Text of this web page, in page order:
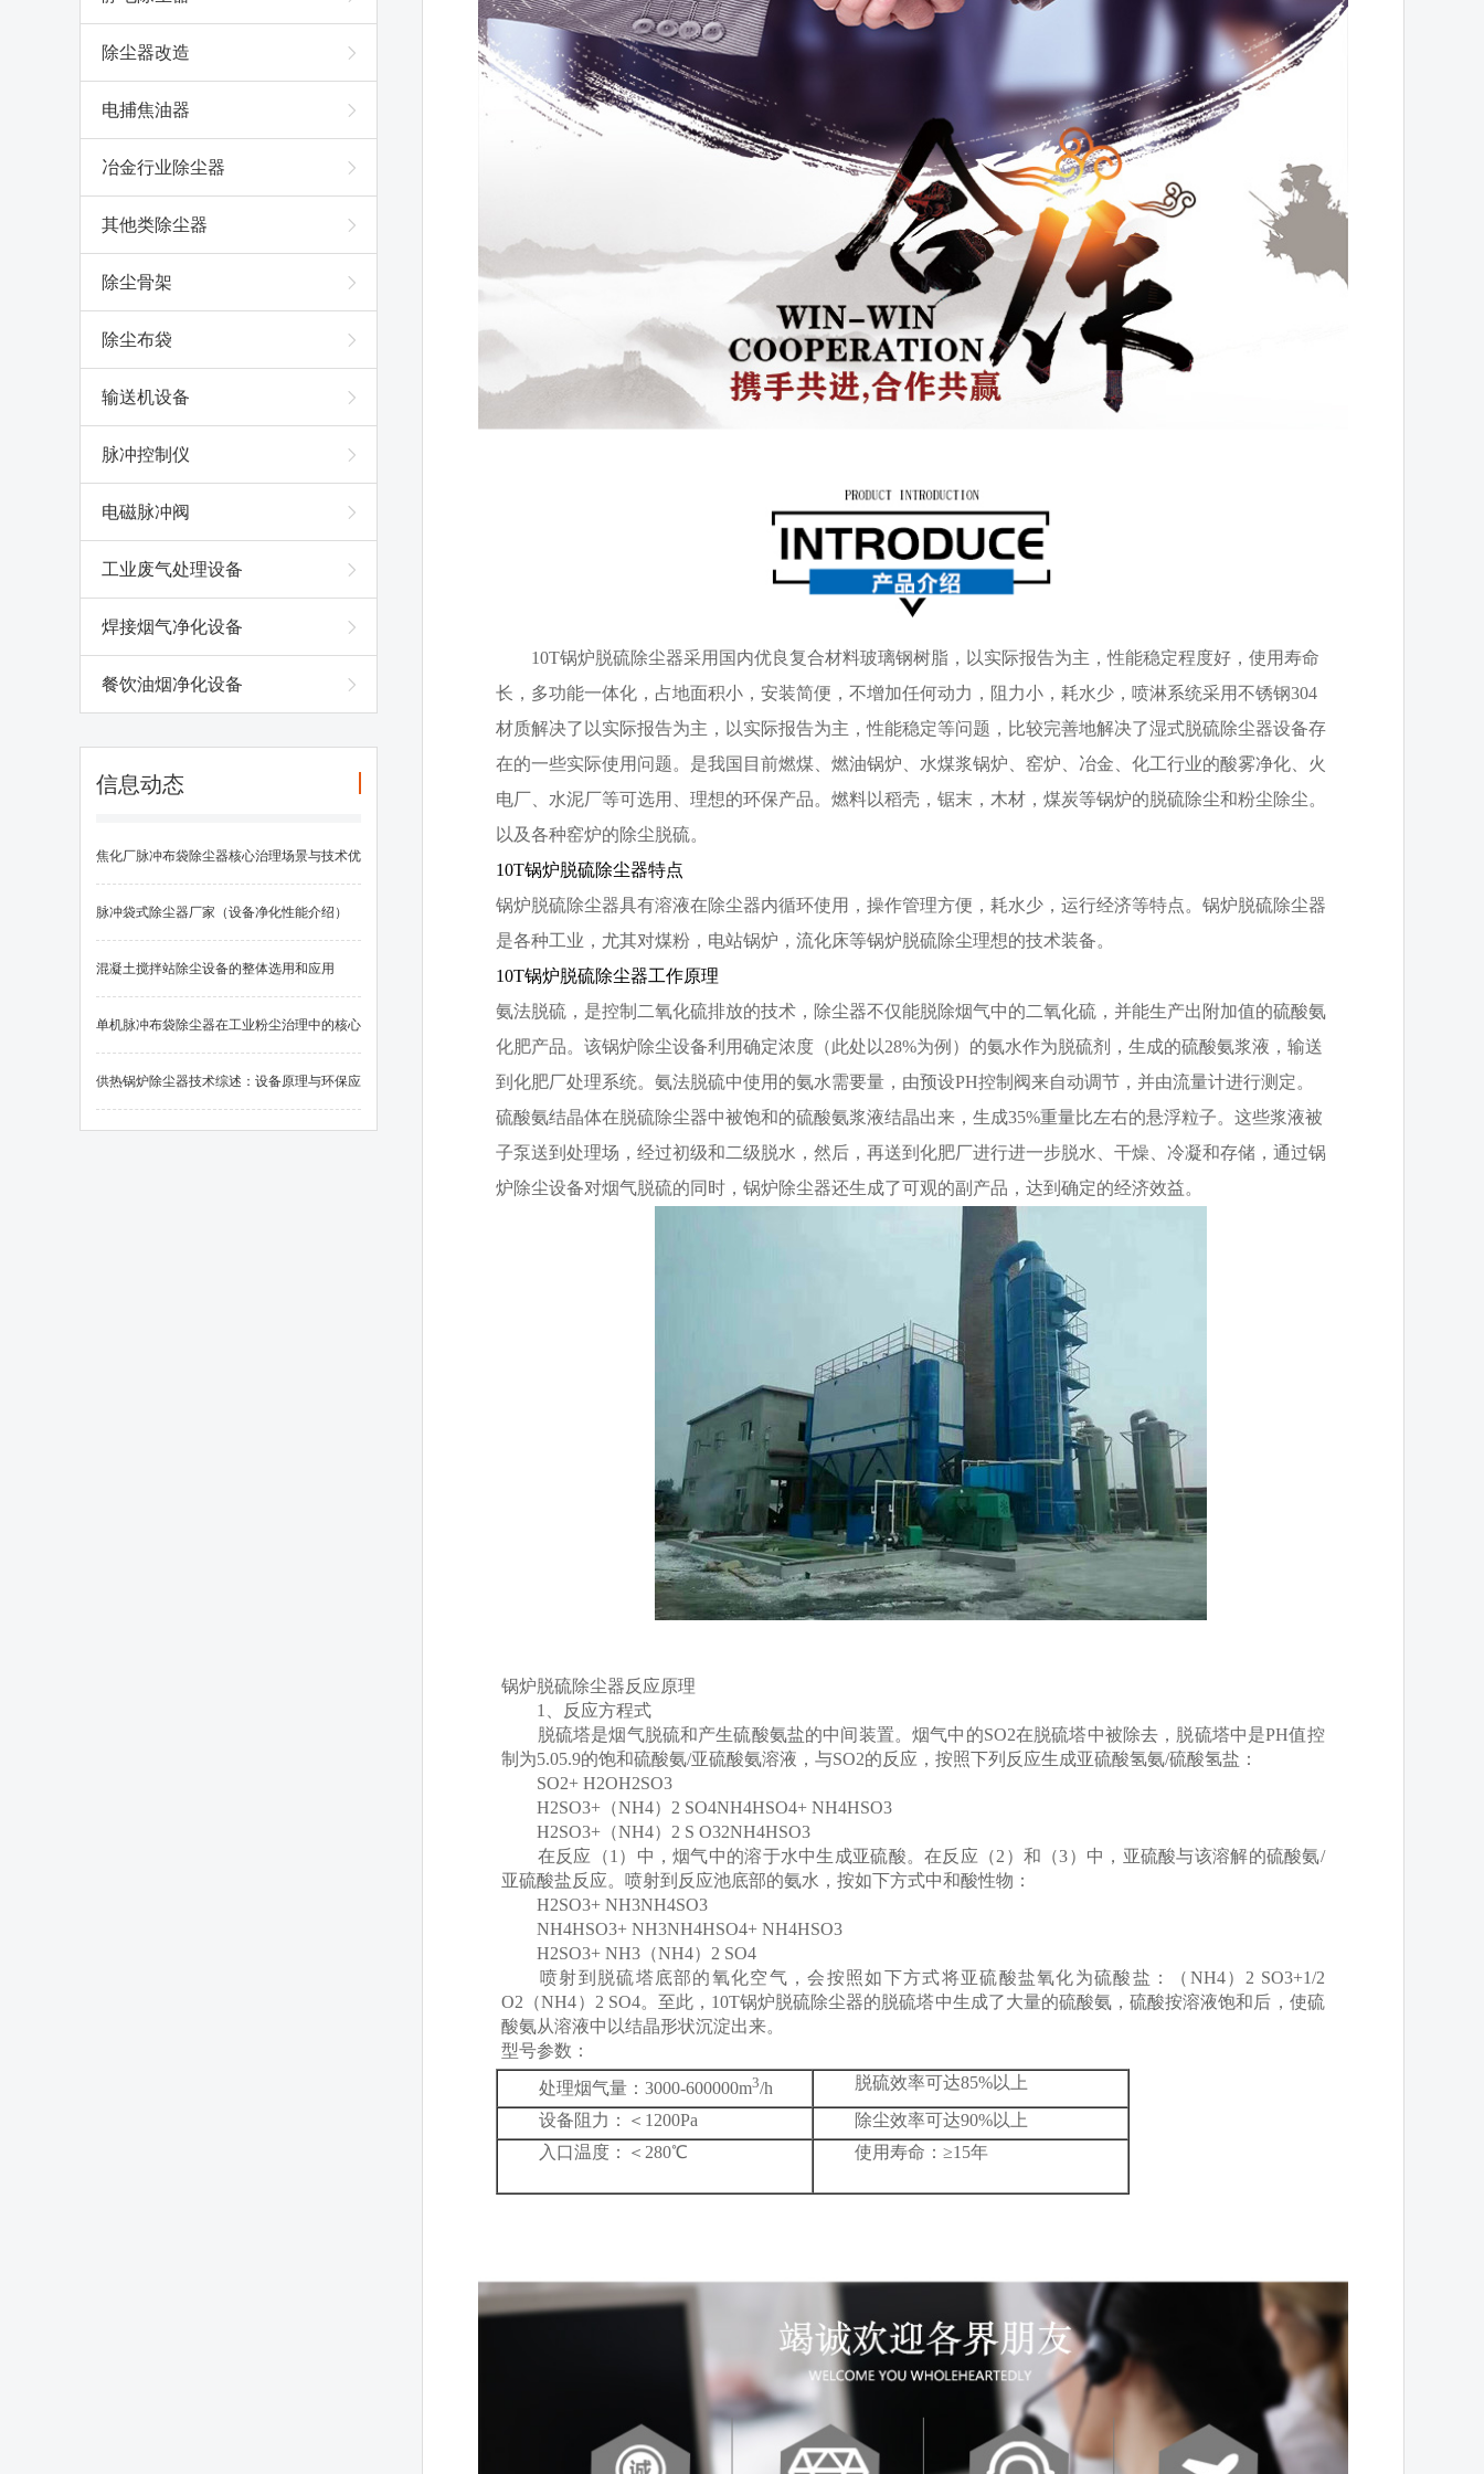
除尘器改造
电捕焦油器
冶金行业除尘器
其他类除尘器
除尘骨架
除尘布袋
输送机设备
脉冲控制仪
电磁脉冲阀
工业废气处理设备
焊接烟气净化设备
餐饮油烟净化设备
信息动态
焦化厂脉冲布袋除尘器核心治理场景与技术优
势
脉冲袋式除尘器厂家（设备净化性能介绍）
混凝土搅拌站除尘设备的整体选用和应用
单机脉冲布袋除尘器在工业粉尘治理中的核心
应用
供热锅炉除尘器技术综述：设备原理与环保应
10T锅炉脱硫除尘器采用国内优良复合材料玻璃钢树脂，以实际报告为主，性能稳定程度好，使用寿命
长，多功能一体化，占地面积小，安装简便，不增加任何动力，阻力小，耗水少，喷淋系统采用不锈钢304
材质解决了以实际报告为主，以实际报告为主，性能稳定等问题，比较完善地解决了湿式脱硫除尘器设备存
在的一些实际使用问题。是我国目前燃煤、燃油锅炉、水煤浆锅炉、窑炉、冶金、化工行业的酸雾净化、火
电厂、水泥厂等可选用、理想的环保产品。燃料以稻壳，锯末，木材，煤炭等锅炉的脱硫除尘和粉尘除尘。
以及各种窑炉的除尘脱硫。
10T锅炉脱硫除尘器特点
锅炉脱硫除尘器具有溶液在除尘器内循环使用，操作管理方便，耗水少，运行经济等特点。锅炉脱硫除尘器
是各种工业，尤其对煤粉，电站锅炉，流化床等锅炉脱硫除尘理想的技术装备。
10T锅炉脱硫除尘器工作原理
氨法脱硫，是控制二氧化硫排放的技术，除尘器不仅能脱除烟气中的二氧化硫，并能生产出附加值的硫酸氨
化肥产品。该锅炉除尘设备利用确定浓度（此处以28%为例）的氨水作为脱硫剂，生成的硫酸氨浆液，输送
到化肥厂处理系统。氨法脱硫中使用的氨水需要量，由预设PH控制阀来自动调节，并由流量计进行测定。
硫酸氨结晶体在脱硫除尘器中被饱和的硫酸氨浆液结晶出来，生成35%重量比左右的悬浮粒子。这些浆液被
子泵送到处理场，经过初级和二级脱水，然后，再送到化肥厂进行进一步脱水、干燥、冷凝和存储，通过锅
炉除尘设备对烟气脱硫的同时，锅炉除尘器还生成了可观的副产品，达到确定的经济效益。
锅炉脱硫除尘器反应原理
1、反应方程式
脱硫塔是烟气脱硫和产生硫酸氨盐的中间装置。烟气中的SO2在脱硫塔中被除去，脱硫塔中是PH值控
制为5.05.9的饱和硫酸氨/亚硫酸氨溶液，与SO2的反应，按照下列反应生成亚硫酸氢氨/硫酸氢盐：
SO2+ H2OH2SO3
H2SO3+（NH4）2 SO4NH4HSO4+ NH4HSO3
H2SO3+（NH4）2 S O32NH4HSO3
在反应（1）中，烟气中的溶于水中生成亚硫酸。在反应（2）和（3）中，亚硫酸与该溶解的硫酸氨/
亚硫酸盐反应。喷射到反应池底部的氨水，按如下方式中和酸性物：
H2SO3+ NH3NH4SO3
NH4HSO3+ NH3NH4HSO4+ NH4HSO3
H2SO3+ NH3（NH4）2 SO4
喷射到脱硫塔底部的氧化空气，会按照如下方式将亚硫酸盐氧化为硫酸盐：（NH4）2 SO3+1/2
O2（NH4）2 SO4。至此，10T锅炉脱硫除尘器的脱硫塔中生成了大量的硫酸氨，硫酸按溶液饱和后，使硫
酸氨从溶液中以结晶形状沉淀出来。
型号参数：
处理烟气量：3000-600000m3/h
脱硫效率可达85%以上
设备阻力：＜1200Pa
除尘效率可达90%以上
入口温度：＜280℃
使用寿命：≥15年